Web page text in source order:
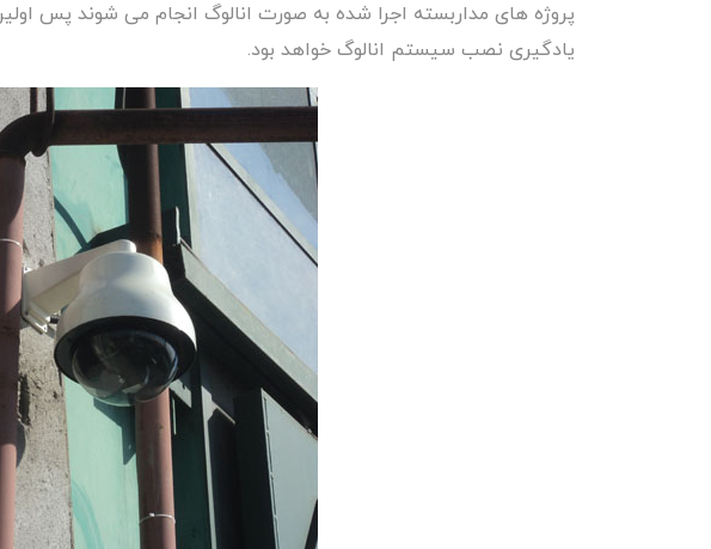
پروژه های مداربسته اجرا شده به صورت انالوگ انجام می شوند پس
یادگیری نصب سیستم انالوگ خواهد بود.